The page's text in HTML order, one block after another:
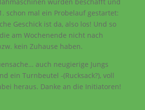
schon mal ein Probelauf gestartet:
Geschick ist da, also los! Und so
am Wochenende nicht nach
kein Zuhause haben.
auch neugierige Jungs
ein Turnbeutel -(Rucksack?), voll
heraus. Danke an die Initiatoren!